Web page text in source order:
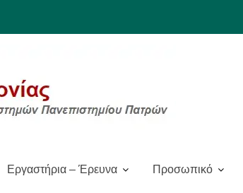
Εργαστήρια – Έρευνα Προσωπικό